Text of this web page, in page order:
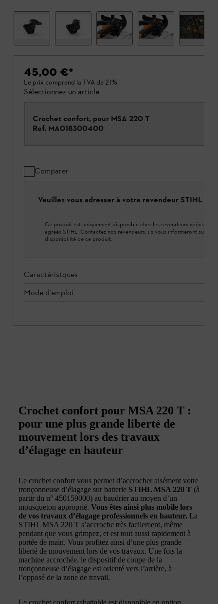
45,00 €*
Le prix comprend la TVA de 21%.
Sélectionnez un article
Crochet confort, pour MSA 220 T
Ref. MA018300400
Comparer
Veuillez vous adresser à votre revendeur STIHL
Ce produit est uniquement disponible chez les revendeurs spécialisés
agréés STIHL. Contactez nos revendeurs, ils vous informeront sur la
disponibilité de ce produit.
Caractéristques
Mode d'emploi
Crochet confort pour MSA 220 T :
pour une plus grande liberté de
mouvement lors des travaux
d’élagage en hauteur
Le crochet confort vous permet d’accrocher aisément votre
tronçonneuse d’élagage sur batterie STIHL MSA 220 T (à
partir du n° 450159000) au baudrier au moyen d’un
mousqueton approprié. Vous êtes ainsi plus mobile lors
de vos travaux d’élagage professionnels en hauteur. La
STIHL MSA 220 T s’accroche très facilement, même
pendant que vous grimpez, et est tout aussi rapidement à
portée de main. Vous profitez ainsi d’une plus grande
liberté de mouvement lors de vos travaux. Une fois la
machine accrochée, le dispositif de coupe de la
tronçonneuse d’élagage est orienté vers l’arrière, à
l’opposé de la zone de travail.
Le crochet confort rabattable est disponible en option.